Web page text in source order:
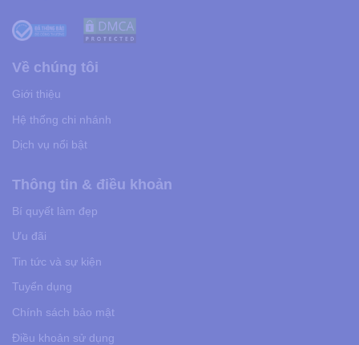
Về chúng tôi
Giới thiệu
Hệ thống chi nhánh
Dịch vụ nổi bật
Thông tin & điều khoản
Bí quyết làm đẹp
Ưu đãi
Tin tức và sự kiện
Tuyển dụng
Chính sách bảo mật
Điều khoản sử dụng